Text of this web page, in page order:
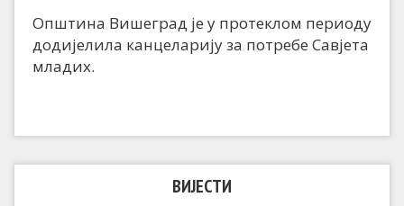
Општина Вишеград је у протеклом периоду
додијелила канцеларију за потребе Савјета
младих.
ВИЈЕСТИ